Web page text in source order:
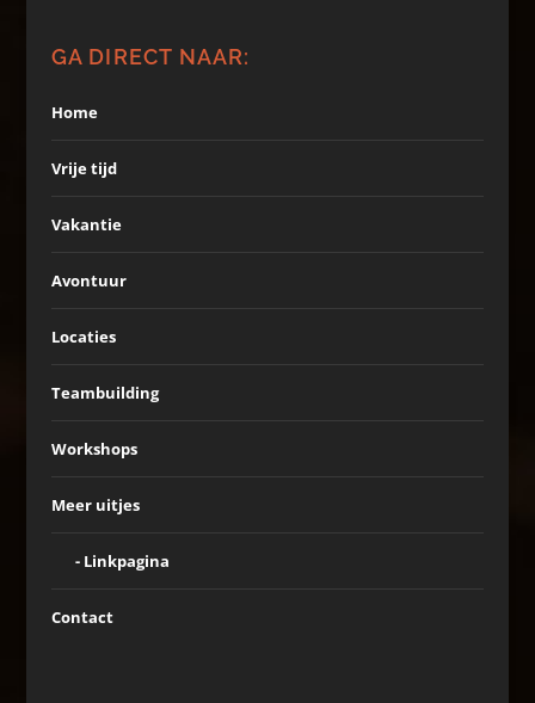
GA DIRECT NAAR:
Home
Vrije tijd
Vakantie
Avontuur
Locaties
Teambuilding
Workshops
Meer uitjes
Linkpagina
Contact